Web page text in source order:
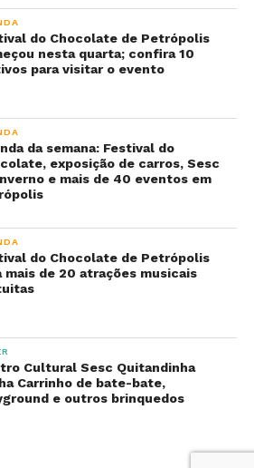
do Chocolate de Petrópolis
nesta quarta; confira 10
para visitar o evento
da semana: Festival do
exposição de carros, Sesc
e mais de 40 eventos em
do Chocolate de Petrópolis
mais de 20 atrações musicais
Cultural Sesc Quitandinha
Carrinho de bate-bate,
e outros brinquedos